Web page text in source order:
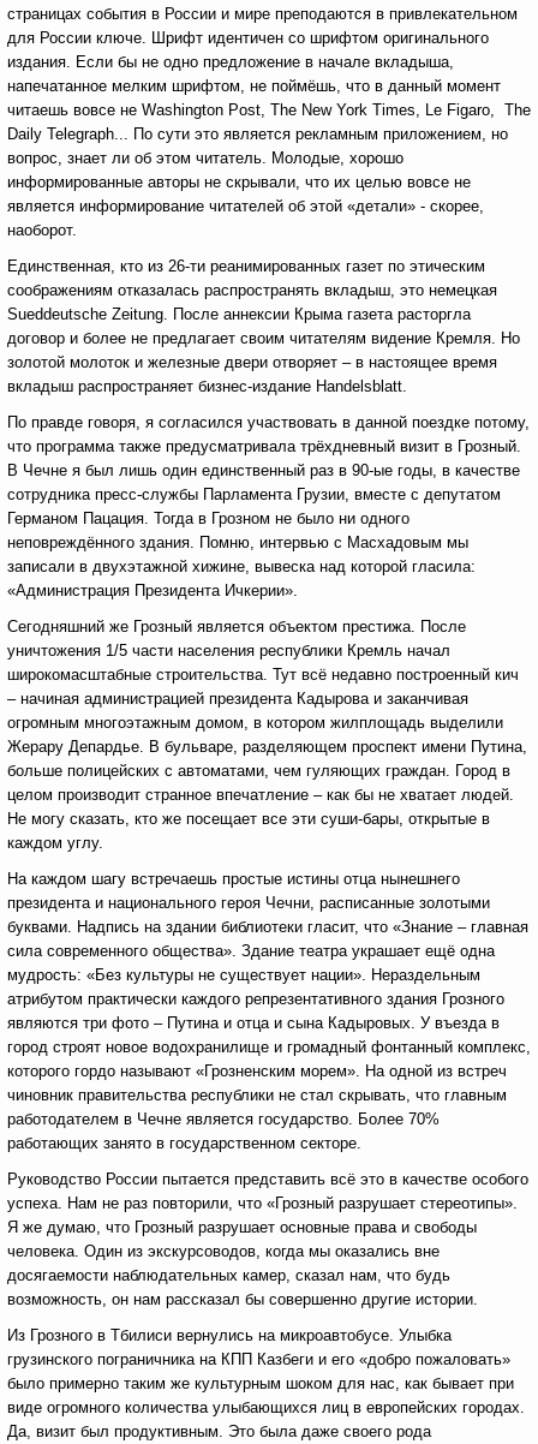
страницах события в России и мире преподаются в привлекательном
для России ключе. Шрифт идентичен со шрифтом оригинального
издания. Если бы не одно предложение в начале вкладыша,
напечатанное мелким шрифтом, не поймёшь, что в данный момент
читаешь вовсе не Washington Post, The New York Times, Le Figaro, The
Daily Telegraph... По сути это является рекламным приложением, но
вопрос, знает ли об этом читатель. Молодые, хорошо
информированные авторы не скрывали, что их целью вовсе не
является информирование читателей об этой «детали» - скорее,
наоборот.
Единственная, кто из 26-ти реанимированных газет по этическим
соображениям отказалась распространять вкладыш, это немецкая
Sueddeutsche Zeitung. После аннексии Крыма газета расторгла
договор и более не предлагает своим читателям видение Кремля. Но
золотой молоток и железные двери отворяет – в настоящее время
вкладыш распространяет бизнес-издание Handelsblatt.
По правде говоря, я согласился участвовать в данной поездке потому,
что программа также предусматривала трёхдневный визит в Грозный.
В Чечне я был лишь один единственный раз в 90-ые годы, в качестве
сотрудника пресс-службы Парламента Грузии, вместе с депутатом
Германом Пацация. Тогда в Грозном не было ни одного
неповреждённого здания. Помню, интервью с Масхадовым мы
записали в двухэтажной хижине, вывеска над которой гласила:
«Администрация Президента Ичкерии».
Сегодняшний же Грозный является объектом престижа. После
уничтожения 1/5 части населения республики Кремль начал
широкомасштабные строительства. Тут всё недавно построенный кич
– начиная администрацией президента Кадырова и заканчивая
огромным многоэтажным домом, в котором жилплощадь выделили
Жерару Депардье. В бульваре, разделяющем проспект имени Путина,
больше полицейских с автоматами, чем гуляющих граждан. Город в
целом производит странное впечатление – как бы не хватает людей.
Не могу сказать, кто же посещает все эти суши-бары, открытые в
каждом углу.
На каждом шагу встречаешь простые истины отца нынешнего
президента и национального героя Чечни, расписанные золотыми
буквами. Надпись на здании библиотеки гласит, что «Знание – главная
сила современного общества». Здание театра украшает ещё одна
мудрость: «Без культуры не существует нации». Нераздельным
атрибутом практически каждого репрезентативного здания Грозного
являются три фото – Путина и отца и сына Кадыровых. У въезда в
город строят новое водохранилище и громадный фонтанный комплекс,
которого гордо называют «Грозненским морем». На одной из встреч
чиновник правительства республики не стал скрывать, что главным
работодателем в Чечне является государство. Более 70%
работающих занято в государственном секторе.
Руководство России пытается представить всё это в качестве особого
успеха. Нам не раз повторили, что «Грозный разрушает стереотипы».
Я же думаю, что Грозный разрушает основные права и свободы
человека. Один из экскурсоводов, когда мы оказались вне
досягаемости наблюдательных камер, сказал нам, что будь
возможность, он нам рассказал бы совершенно другие истории.
Из Грозного в Тбилиси вернулись на микроавтобусе. Улыбка
грузинского пограничника на КПП Казбеги и его «добро пожаловать»
было примерно таким же культурным шоком для нас, как бывает при
виде огромного количества улыбающихся лиц в европейских городах.
Да, визит был продуктивным. Это была даже своего рода